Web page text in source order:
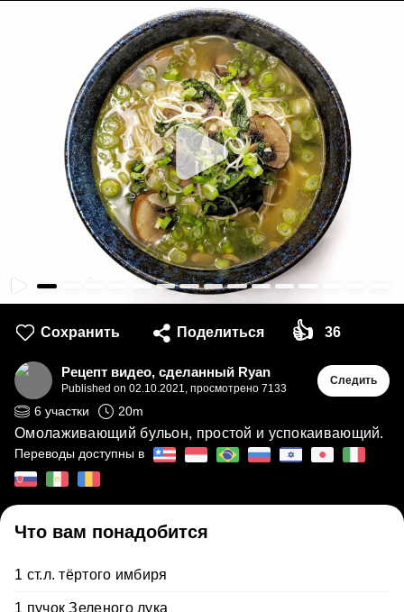
Сохранить Поделиться 👍 36
Рецепт видео, сделанный Ryan
Published on 02.10.2021, просмотрено 7133
Следить
6 участки 20m
Омолаживающий бульон, простой и успокаивающий.
Переводы доступны в
Что вам понадобится
1 ст.л. тёртого имбиря
1 пучок Зеленого лука